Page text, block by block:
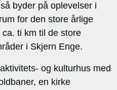
byder på oplevelser i
for den store årlige
ti km til de store
i Skjern Enge.
og kulturhus med
en kirke